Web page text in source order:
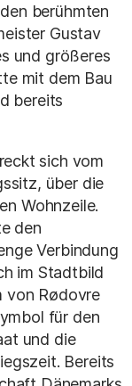
berühmten
Gustav
und größeres
mit dem Bau
bereits
sich vom
über die
Wohnzeile.
den
Verbindung
im Stadtbild
von Rødovre
für den
und die
Bereits